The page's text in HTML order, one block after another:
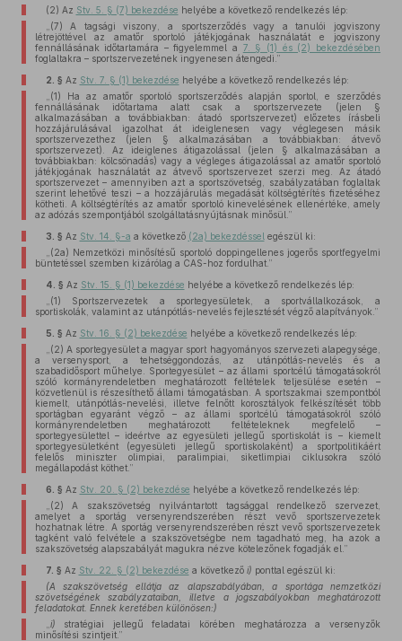
(2) Az Stv. 5. § (7) bekezdése helyébe a következő rendelkezés lép:
„(7) A tagsági viszony, a sportszerződés vagy a tanulói jogviszony
létrejöttével az amatőr sportoló játékjogának használatát e jogviszony
fennállásának időtartamára – figyelemmel a 7. § (1) és (2) bekezdésében
foglaltakra – sportszervezetének ingyenesen átengedi.”
2. § Az Stv. 7. § (1) bekezdése helyébe a következő rendelkezés lép:
„(1) Ha az amatőr sportoló sportszerződés alapján sportol, e szerződés
fennállásának időtartama alatt csak a sportszervezete (jelen §
alkalmazásában a továbbiakban: átadó sportszervezet) előzetes írásbeli
hozzájárulásával igazolhat át ideiglenesen vagy véglegesen másik
sportszervezethez (jelen § alkalmazásában a továbbiakban: átvevő
sportszervezet). Az ideiglenes átigazolással (jelen § alkalmazásában a
továbbiakban: kölcsönadás) vagy a végleges átigazolással az amatőr sportoló
játékjogának használatát az átvevő sportszervezet szerzi meg. Az átadó
sportszervezet – amennyiben azt a sportszövetség, szabályzatában foglaltak
szerint lehetővé teszi – a hozzájárulás megadását költségtérítés fizetéséhez
kötheti. A költségtérítés az amatőr sportoló kinevelésének ellenértéke, amely
az adózás szempontjából szolgáltatásnyújtásnak minősül.”
3. § Az Stv. 14. §-a a következő (2a) bekezdéssel egészül ki:
„(2a) Nemzetközi minősítésű sportoló doppingellenes jogerős sportfegyelmi
büntetéssel szemben kizárólag a CAS-hoz fordulhat.”
4. § Az Stv. 15. § (1) bekezdése helyébe a következő rendelkezés lép:
„(1) Sportszervezetek a sportegyesületek, a sportvállalkozások, a
sportiskolák, valamint az utánpótlás-nevelés fejlesztését végző alapítványok.”
5. § Az Stv. 16. § (2) bekezdése helyébe a következő rendelkezés lép:
„(2) A sportegyesület a magyar sport hagyományos szervezeti alapegysége,
a versenysport, a tehetséggondozás, az utánpótlás-nevelés és a
szabadidősport műhelye. Sportegyesület – az állami sportcélú támogatásokról
szóló kormányrendeletben meghatározott feltételek teljesülése esetén –
közvetlenül is részesíthető állami támogatásban. A sportszakmai szempontból
kiemelt, utánpótlás-nevelési, illetve felnőtt korosztályok felkészítését több
sportágban egyaránt végző – az állami sportcélú támogatásokról szóló
kormányrendeletben meghatározott feltételeknek megfelelő –
sportegyesülettel – ideértve az egyesületi jellegű sportiskolát is – kiemelt
sportegyesületként (egyesületi jellegű sportiskolaként) a sportpolitikáért
felelős miniszter olimpiai, paralimpiai, siketlimpiai ciklusokra szóló
megállapodást köthet.”
6. § Az Stv. 20. § (2) bekezdése helyébe a következő rendelkezés lép:
„(2) A szakszövetség nyilvántartott tagsággal rendelkező szervezet,
amelyet a sportág versenyrendszerében részt vevő sportszervezetek
hozhatnak létre. A sportág versenyrendszerében részt vevő sportszervezetek
tagként való felvétele a szakszövetségbe nem tagadható meg, ha azok a
szakszövetség alapszabályát magukra nézve kötelezőnek fogadják el.”
7. § Az Stv. 22. § (2) bekezdése a következő i) ponttal egészül ki:
(A szakszövetség ellátja az alapszabályában, a sportága nemzetközi
szövetségének szabályzataiban, illetve a jogszabályokban meghatározott
feladatokat. Ennek keretében különösen:)
i) stratégiai jellegű feladatai körében meghatározza a versenyzők
minősítési szintjeit.”